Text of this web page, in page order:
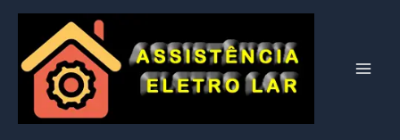
conteúdo